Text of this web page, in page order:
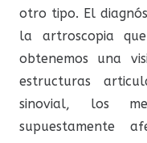
otro tipo. El
la artroscopia
obtenemos una
estructuras
sinovial, los
supuestamente